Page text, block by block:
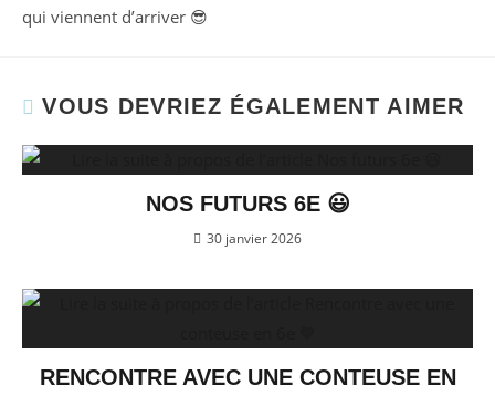
qui viennent d’arriver 😎
VOUS DEVRIEZ ÉGALEMENT AIMER
NOS FUTURS 6E 😃
30 janvier 2026
RENCONTRE AVEC UNE CONTEUSE EN